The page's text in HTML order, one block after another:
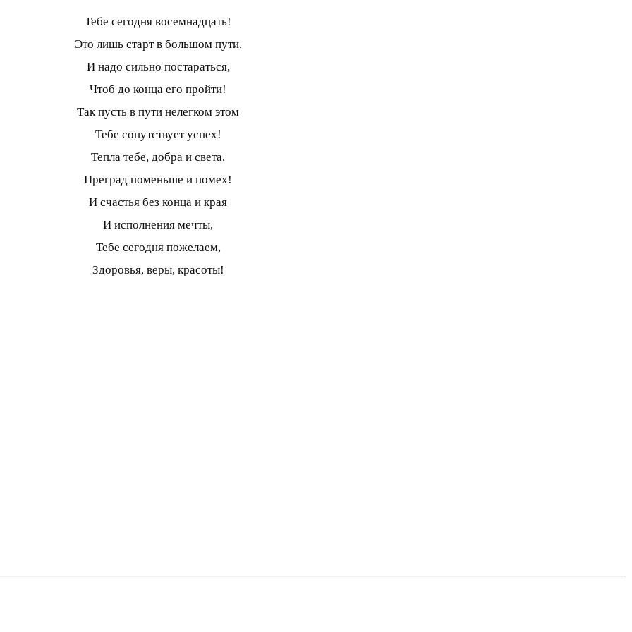
Тебе сегодня восемнадцать!
Это лишь старт в большом пути,
И надо сильно постараться,
Чтоб до конца его пройти!
Так пусть в пути нелегком этом
Тебе сопутствует успех!
Тепла тебе, добра и света,
Преград поменьше и помех!
И счастья без конца и края
И исполнения мечты,
Тебе сегодня пожелаем,
Здоровья, веры, красоты!